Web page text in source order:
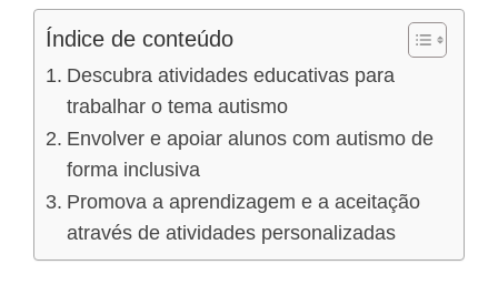
Índice de conteúdo
Descubra atividades educativas para
trabalhar o tema autismo
Envolver e apoiar alunos com autismo de
forma inclusiva
Promova a aprendizagem e a aceitação
através de atividades personalizadas